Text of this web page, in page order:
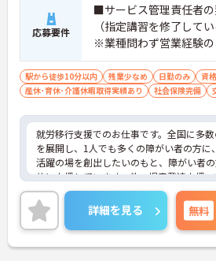
応募要件
■サービス管理責任者
（指定講習を修了して
※業種問わず営業経験
援・直接支援の経験が
駅から徒歩10分以内 残業少なめ 日勤のみ 資
産休･育休･介護休暇取得実績あり
社会保険完備
就労移行支援でのお仕事です。全国に多
を展開し、1人でも多くの障がい者の方に
活躍の場を創出したいのもと、障がい者
的に支援しています。他、児童発達支援
デイサービスも展開しており安定感も抜
ご興味ある方には、面接対策ポイントなど
詳細をお話しいたしますのでお気軽にご
い！
詳細を見る 無料